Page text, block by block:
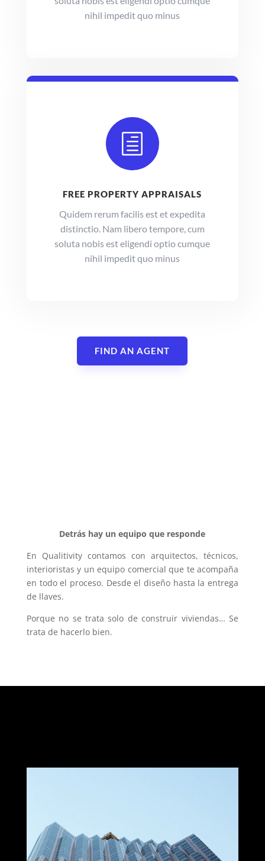
nihil impedit quo minus
h
FREE PROPERTY APPRAISALS
Quidem rerum facilis est et expedita
distinctio. Nam libero tempore, cum
soluta nobis est eligendi optio cumque
nihil impedit quo minus
FIND AN AGENT
Detrás hay un equipo que responde
En Qualitivity contamos con arquitectos, técnicos,
interioristas y un equipo comercial que te acompaña
en todo el proceso. Desde el diseño hasta la entrega
de llaves.
Porque no se trata solo de construir viviendas… Se
trata de hacerlo bien.